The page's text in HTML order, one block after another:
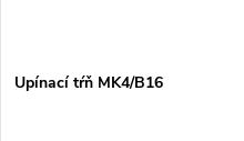
Upínací tŕň MK4/B16